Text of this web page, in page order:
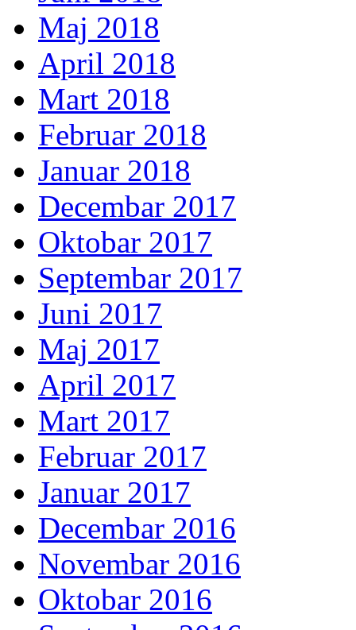
Maj 2018
April 2018
Mart 2018
Februar 2018
Januar 2018
Decembar 2017
Oktobar 2017
Septembar 2017
Juni 2017
Maj 2017
April 2017
Mart 2017
Februar 2017
Januar 2017
Decembar 2016
Novembar 2016
Oktobar 2016